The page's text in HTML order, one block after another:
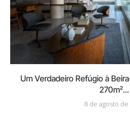
Um Verdadeiro Refúgio à
270m²...
8 de agosto de